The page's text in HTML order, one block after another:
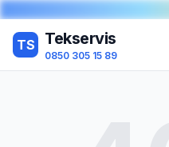
TS Tekservis
0850 305 15 89